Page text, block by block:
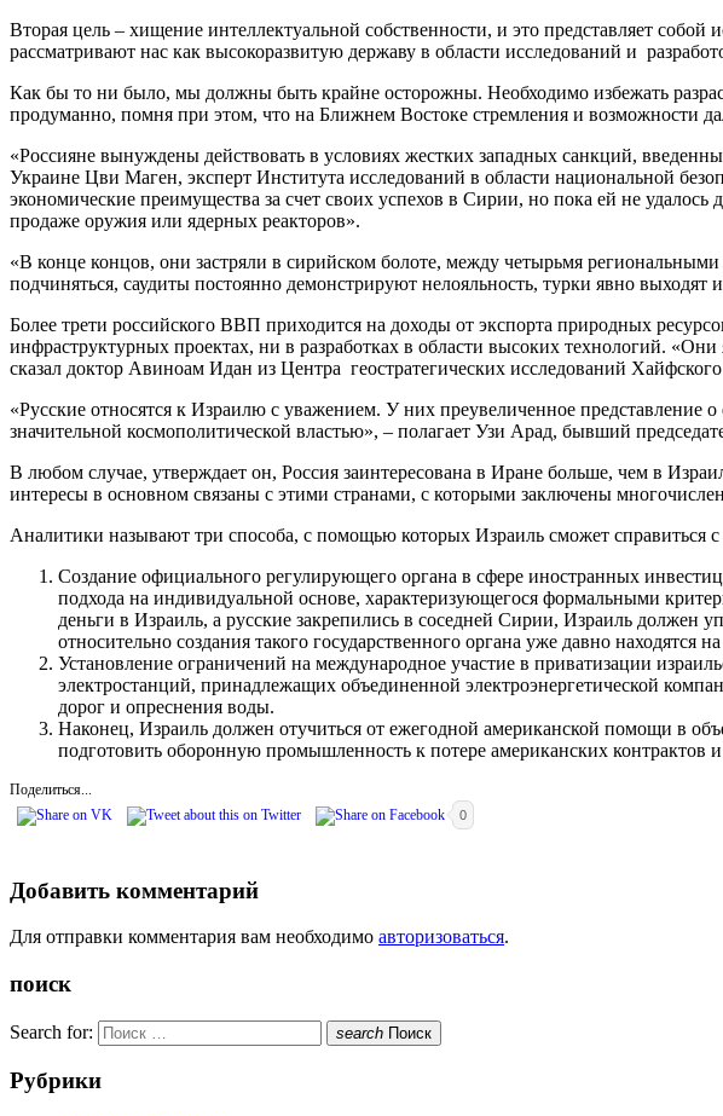
Вторая цель – хищение интеллектуальной собственности, и это представляет
рассматривают нас как высокоразвитую державу в области исследований и
Как бы то ни было, мы должны быть крайне осторожны. Необходимо избежать
продуманно, помня при этом, что на Ближнем Востоке стремления и возможности
«Россияне вынуждены действовать в условиях жестких западных санкций,
Украине Цви Маген, эксперт Института исследований в области национальной
экономические преимущества за счет своих успехов в Сирии, но пока ей не
продаже оружия или ядерных реакторов».
«В конце концов, они застряли в сирийском болоте, между четырьмя
подчиняться, саудиты постоянно демонстрируют нелояльность, турки явно
Более трети российского ВВП приходится на доходы от экспорта природных
инфраструктурных проектах, ни в разработках в области высоких технологий.
сказал доктор Авиноам Идан из Центра геостратегических исследований Хайфского
«Русские относятся к Израилю с уважением. У них преувеличенное
значительной космополитической властью», – полагает Узи Арад, бывший
В любом случае, утверждает он, Россия заинтересована в Иране больше, чем в
интересы в основном связаны с этими странами, с которыми заключены
Аналитики называют три способа, с помощью которых Израиль сможет справиться
Создание официального регулирующего органа в сфере иностранных
подхода на индивидуальной основе, характеризующегося формальными
деньги в Израиль, а русские закрепились в соседней Сирии, Израиль должен
относительно создания такого государственного органа уже давно находятся
Установление ограничений на международное участие в приватизации
электростанций, принадлежащих объединенной электроэнергетической
дорог и опреснения воды.
Наконец, Израиль должен отучиться от ежегодной американской помощи в
подготовить оборонную промышленность к потере американских
Поделиться...
0
Добавить комментарий
Для отправки комментария вам необходимо авторизоваться.
поиск
Search for: search Поиск
Рубрики